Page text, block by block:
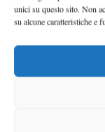
unici su questo sito. Non
su alcune caratteristiche e